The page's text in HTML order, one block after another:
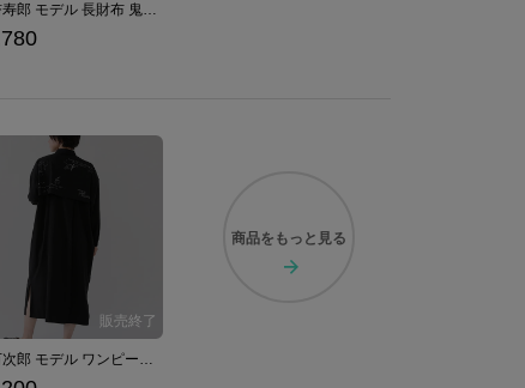
煉獄杏寿郎 モデル 長財布 鬼滅の刃
佐野万次郎 モデル ワンピース 東京リベンジャーズ
商品を もっと見る